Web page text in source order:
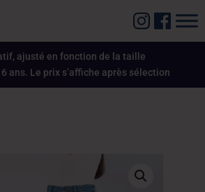
ajusté en fonction de la taille
ans. Le prix s’affiche après sélection